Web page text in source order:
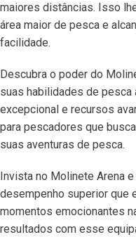
maiores distâncias. Isso
área maior de pesca e
facilidade.
Descubra o poder do
suas habilidades de pesca
excepcional e recursos
para pescadores que
suas aventuras de pesca.
Invista no Molinete Arena
desempenho superior que
momentos emocionantes
resultados com esse